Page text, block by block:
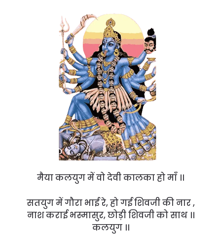
मैया कलयुग में वो देवी कालका हो माँ ।।
सतयुग में गौरा भाई रे, हो गई शिवजी की नार ,
नाश कराई भस्मासुर, छोड़ी शिवजी को साथ ।।
कलयुग ।।